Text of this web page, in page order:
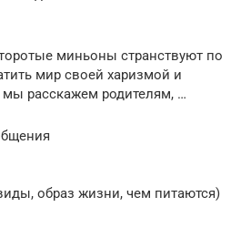
миньоны странствуют по
мир своей харизмой и
мы расскажем родителям, …
образ жизни, чем питаются)